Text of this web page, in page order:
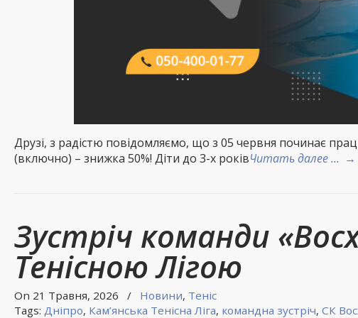
Друзі, з радістю повідомляємо, що з 05 червня починає
(включно) – знижка 50%! Діти до 3-х роківЧитать далее ... →
Зустріч команди
Тенісною Лігою
On 21 Травня, 2026 / Новини, Теніс
Tags: Дніпро, Кам’янська Тенісна Ліга, командна зустріч, СК